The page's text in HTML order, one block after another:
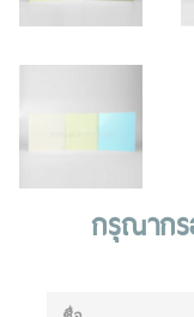
กรุณาก